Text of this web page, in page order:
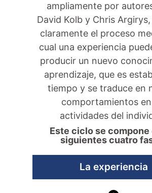
ampliamente por
David Kolb y Chris
claramente el proceso
cual una experiencia
producir un nuevo
aprendizaje, que es
tiempo y se traduce en
comportamientos
actividades del
Este ciclo se compone
siguientes cuatro
La experiencia